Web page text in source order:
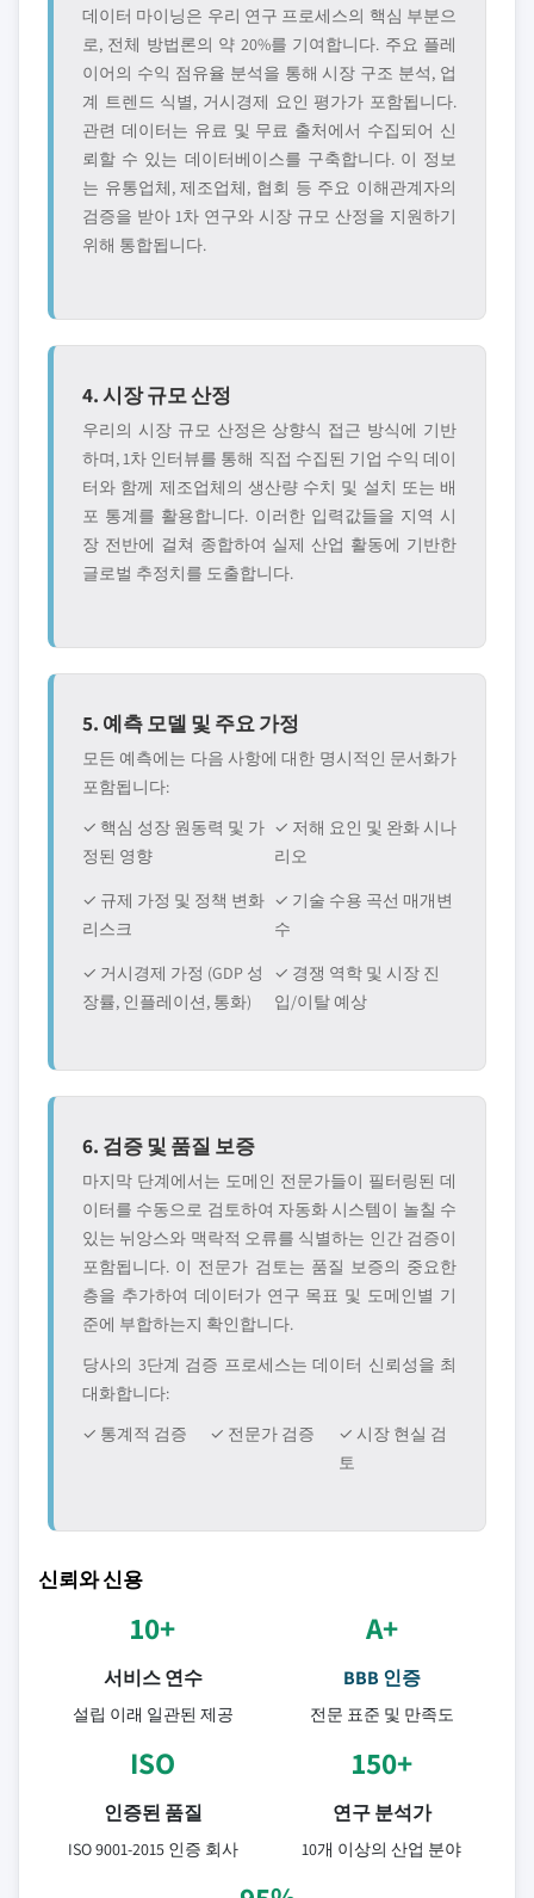
데이터 마이닝은 우리 연구 프로세스의 핵심 부분으
로, 전체 방법론의 약 20%를 기여합니다. 주요 플레
이어의 수익 점유율 분석을 통해 시장 구조 분석, 업
계 트렌드 식별, 거시경제 요인 평가가 포함됩니다.
관련 데이터는 유료 및 무료 출처에서 수집되어 신
뢰할 수 있는 데이터베이스를 구축합니다. 이 정보
는 유통업체, 제조업체, 협회 등 주요 이해관계자의
검증을 받아 1차 연구와 시장 규모 산정을 지원하기
위해 통합됩니다.
4. 시장 규모 산정
우리의 시장 규모 산정은 상향식 접근 방식에 기반
하며, 1차 인터뷰를 통해 직접 수집된 기업 수익 데이
터와 함께 제조업체의 생산량 수치 및 설치 또는 배
포 통계를 활용합니다. 이러한 입력값들을 지역 시
장 전반에 걸쳐 종합하여 실제 산업 활동에 기반한
글로벌 추정치를 도출합니다.
5. 예측 모델 및 주요 가정
모든 예측에는 다음 사항에 대한 명시적인 문서화가
포함됩니다:
✓ 핵심 성장 원동력 및 가
정된 영향
✓ 저해 요인 및 완화 시나
리오
✓ 규제 가정 및 정책 변화
리스크
✓ 기술 수용 곡선 매개변
수
✓ 거시경제 가정 (GDP 성
장률, 인플레이션, 통화)
✓ 경쟁 역학 및 시장 진
입/이탈 예상
6. 검증 및 품질 보증
마지막 단계에서는 도메인 전문가들이 필터링된 데
이터를 수동으로 검토하여 자동화 시스템이 놀칠 수
있는 뉘앙스와 맥락적 오류를 식별하는 인간 검증이
포함됩니다. 이 전문가 검토는 품질 보증의 중요한
층을 추가하여 데이터가 연구 목표 및 도메인별 기
준에 부합하는지 확인합니다.
당사의 3단계 검증 프로세스는 데이터 신뢰성을 최
대화합니다:
✓ 통계적 검증
✓ 전문가 검증
✓ 시장 현실 검
토
신뢰와 신용
10+
서비스 연수
설립 이래 일관된 제공
A+
BBB 인증
전문 표준 및 만족도
ISO
인증된 품질
ISO 9001-2015 인증 회사
150+
연구 분석가
10개 이상의 산업 분야